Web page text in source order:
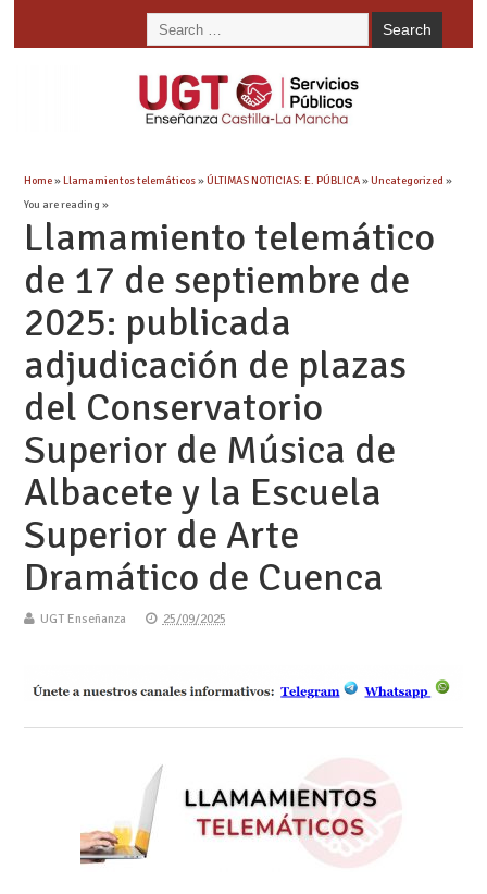
Home»Llamamientos telemáticos»ÚLTIMAS NOTICIAS: E. PÚBLICA»Uncategorized »
You are reading »
Llamamiento telemático
de 17 de septiembre de
2025: publicada
adjudicación de plazas
del Conservatorio
Superior de Música de
Albacete y la Escuela
Superior de Arte
Dramático de Cuenca
UGT Enseñanza 25/09/2025